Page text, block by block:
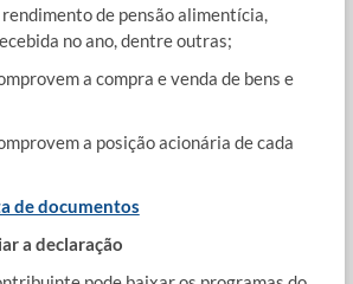
de pensão alimentícia,
no ano, dentre outras;
a compra e venda de bens e
a posição acionária de cada
de documentos
a declaração